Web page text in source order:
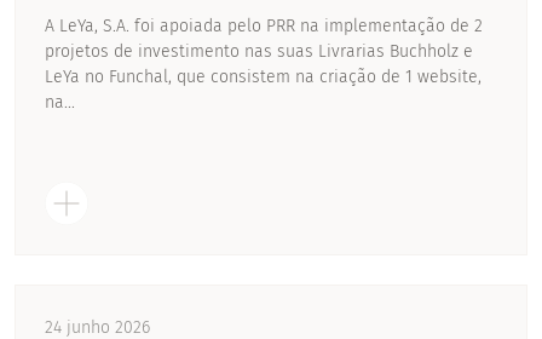
A LeYa, S.A. foi apoiada pelo PRR na implementação de 2
projetos de investimento nas suas Livrarias Buchholz e
LeYa no Funchal, que consistem na criação de 1 website,
na...
24 junho 2026